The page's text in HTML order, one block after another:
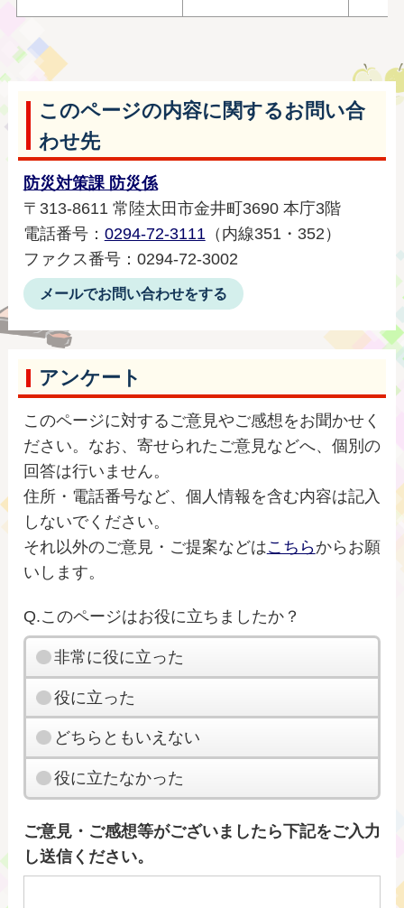
このページの内容に関するお問い合
わせ先
防災対策課 防災係
〒313-8611 常陸太田市金井町3690 本庁3階
電話番号： 0294-72-3111（内線351・352）
ファクス番号：0294-72-3002
メールでお問い合わせをする
アンケート
このページに対するご意見やご感想をお聞かせく
ださい。なお、寄せられたご意見などへ、個別の
回答は行いません。
住所・電話番号など、個人情報を含む内容は記入
しないでください。
それ以外のご意見・ご提案などはこちらからお願
いします。
Q.このページはお役に立ちましたか？
非常に役に立った
役に立った
どちらともいえない
役に立たなかった
ご意見・ご感想等がございましたら下記をご入力
し送信ください。